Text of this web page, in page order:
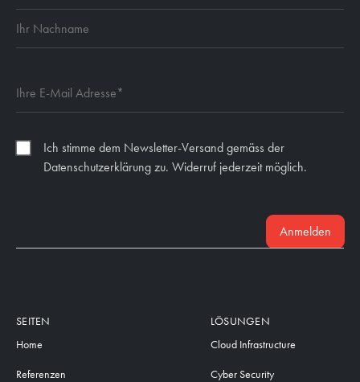
Ich stimme dem Newsletter-Versand gemäss der
Datenschutzerklärung zu. Widerruf jederzeit möglich.
Anmelden
SEITEN
Home
Referenzen
LÖSUNGEN
Cloud Infrastructure
Cyber Security